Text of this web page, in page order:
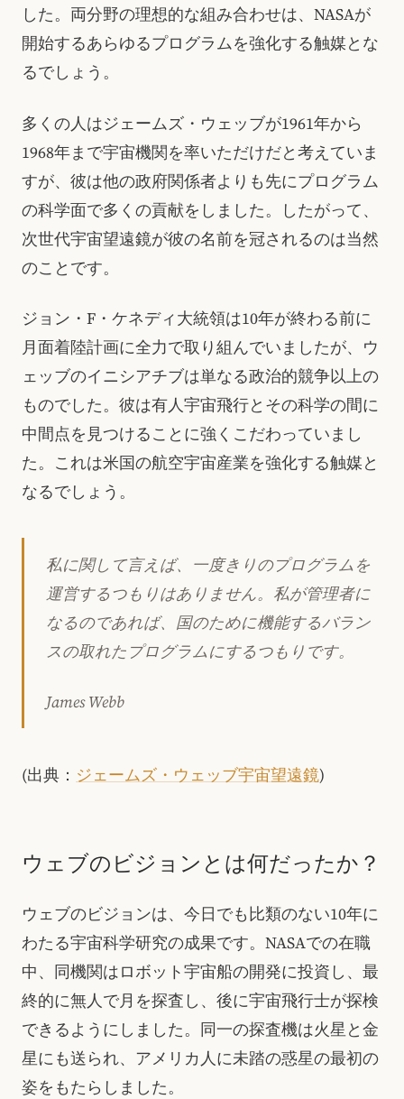
した。両分野の理想的な組み合わせは、NASAが
開始するあらゆるプログラムを強化する触媒とな
るでしょう。
多くの人はジェームズ・ウェッブが1961年から
1968年まで宇宙機関を率いただけだと考えていま
すが、彼は他の政府関係者よりも先にプログラム
の科学面で多くの貢献をしました。したがって、
次世代宇宙望遠鏡が彼の名前を冠されるのは当然
のことです。
ジョン・F・ケネディ大統領は10年が終わる前に
月面着陸計画に全力で取り組んでいましたが、ウ
ェッブのイニシアチブは単なる政治的競争以上の
ものでした。彼は有人宇宙飛行とその科学の間に
中間点を見つけることに強くこだわっていまし
た。これは米国の航空宇宙産業を強化する触媒と
なるでしょう。
私に関して言えば、一度きりのプログラムを
運営するつもりはありません。私が管理者に
なるのであれば、国のために機能するバラン
スの取れたプログラムにするつもりです。
James Webb
(出典： ジェームズ・ウェッブ宇宙望遠鏡)
ウェブのビジョンとは何だったか？
ウェブのビジョンは、今日でも比類のない10年に
わたる宇宙科学研究の成果です。NASAでの在職
中、同機関はロボット宇宙船の開発に投資し、最
終的に無人で月を探査し、後に宇宙飛行士が探検
できるようにしました。同一の探査機は火星と金
星にも送られ、アメリカ人に未踏の惑星の最初の
姿をもたらしました。